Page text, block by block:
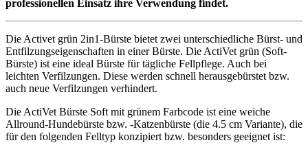
professionellen Einsatz ihre Verwendung findet.
Die Activet grün 2in1-Bürste bietet zwei unterschiedliche Bürst- und
Entfilzungseigenschaften in einer Bürste. Die ActiVet grün (Soft-
Bürste) ist eine ideal Bürste für tägliche Fellpflege. Auch bei
leichten Verfilzungen. Diese werden schnell herausgebürstet bzw.
auch neue Verfilzungen verhindert.
Die ActiVet Bürste Soft mit grünem Farbcode ist eine weiche
Allround-Hundebürste bzw. -Katzenbürste (die 4.5 cm Variante), die
für den folgenden Felltyp konzipiert bzw. besonders geeignet ist: